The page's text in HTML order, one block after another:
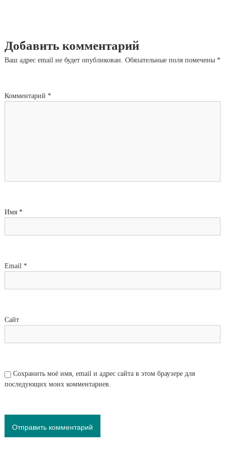
Добавить комментарий
Ваш адрес email не будет опубликован. Обязательные поля помечены *
Комментарий *
Имя *
Email *
Сайт
Сохранить моё имя, email и адрес сайта в этом браузере для
последующих моих комментариев.